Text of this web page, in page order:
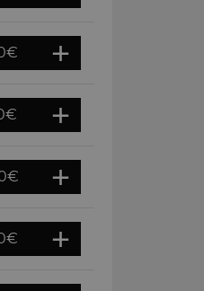
€
€
€
€